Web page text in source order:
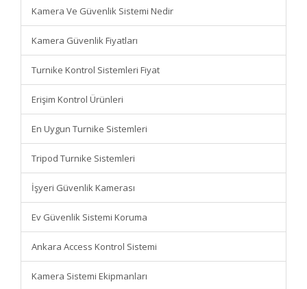
Kamera Ve Güvenlik Sistemi Nedir
Kamera Güvenlik Fiyatları
Turnike Kontrol Sistemleri Fiyat
Erişim Kontrol Ürünleri
En Uygun Turnike Sistemleri
Tripod Turnike Sistemleri
İşyeri Güvenlik Kamerası
Ev Güvenlik Sistemi Koruma
Ankara Access Kontrol Sistemi
Kamera Sistemi Ekipmanları